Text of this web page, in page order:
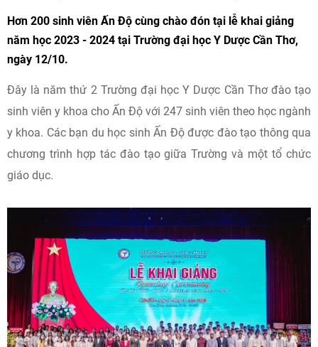
Hơn 200 sinh viên Ấn Độ cùng chào đón tại lễ khai giảng
năm học 2023 - 2024 tại Trường đại học Y Dược Cần Thơ,
ngày 12/10.
Đây là năm thứ 2 Trường đại học Y Dược Cần Thơ đào tạo
sinh viên y khoa cho Ấn Độ với 247 sinh viên theo học ngành
y khoa. Các bạn du học sinh Ấn Độ được đào tạo thông qua
chương trình hợp tác đào tạo giữa Trường và một tổ chức
giáo dục.